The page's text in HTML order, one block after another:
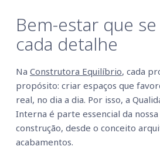
Bem-estar que
cada detalhe
Na Construtora Equilíbrio, cada
propósito: criar espaços que
real, no dia a dia. Por isso, a
Interna é parte essencial da
construção, desde o conceito
acabamentos.